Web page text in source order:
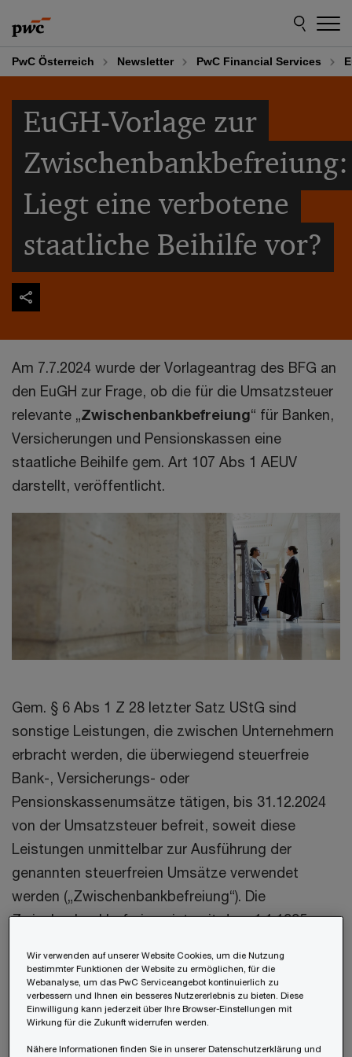
to
content
to
footer
PwC Österreich Newsletter PwC Financial Services
EuGH-Vorlage zur
Zwischenbankbefreiung:
Liegt eine verbotene
staatliche Beihilfe vor?
Am 7.7.2024 wurde der Vorlageantrag des BFG an
den EuGH zur Frage, ob die für die Umsatzsteuer
relevante „Zwischenbankbefreiung“ für Banken,
Versicherungen und Pensionskassen eine
staatliche Beihilfe gem. Art 107 Abs 1 AEUV
darstellt, veröffentlicht.
Gem. § 6 Abs 1 Z 28 letzter Satz UStG sind
sonstige Leistungen, die zwischen Unternehmern
erbracht werden, die überwiegend steuerfreie
Bank-, Versicherungs- oder
Pensionskassenumsätze tätigen, bis 31.12.2024
von der Umsatzsteuer befreit, soweit diese
Leistungen unmittelbar zur Ausführung der
genannten steuerfreien Umsätze verwendet
werden („Zwischenbankbefreiung“). Die
Zwischenbankbefreiung ist seit dem 1.1.1995
Nach Ansicht des BFG mangelt es der
Zwischenbankbefreiung an einer
Wir verwenden auf unserer Website Cookies, um die Nutzung
bestimmter Funktionen der Website zu ermöglichen, für die
Webanalyse, um das PwC Serviceangebot kontinuierlich zu
verbessern und Ihnen ein besseres Nutzererlebnis zu bieten. Diese
Einwilligung kann jederzeit über Ihre Browser-Einstellungen mit
Wirkung für die Zukunft widerrufen werden.
Nähere Informationen finden Sie in unserer Datenschutzerklärung und